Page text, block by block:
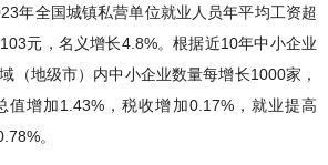
年全国城镇私营单位就业人员年平均工资超
元，名义增长4.8%。根据近10年中小企业
（地级市）内中小企业数量每增长1000家，
值增加1.43%，税收增加0.17%，就业提高
。